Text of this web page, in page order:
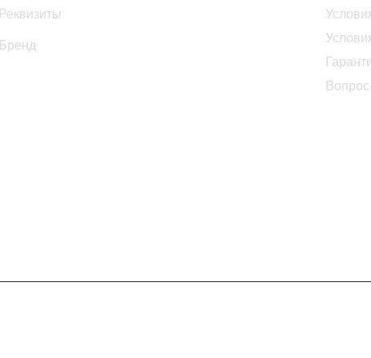
Реквизиты
Бренд